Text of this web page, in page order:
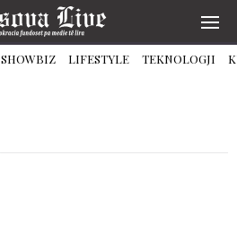
SHOWBIZ LIFESTYLE TEKNOLOGJI